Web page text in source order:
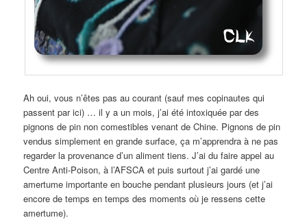
Ah oui, vous n’êtes pas au courant (sauf mes copinautes qui
passent par ici) … il y a un mois, j’ai été intoxiquée par des
pignons de pin non comestibles venant de Chine. Pignons de pin
vendus simplement en grande surface, ça m’apprendra à ne pas
regarder la provenance d’un aliment tiens. J’ai du faire appel au
Centre Anti-Poison, à l’AFSCA et puis surtout j’ai gardé une
amertume importante en bouche pendant plusieurs jours (et j’ai
encore de temps en temps des moments où je ressens cette
amertume).